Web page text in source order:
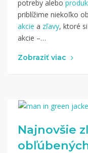
potreby alebo
priblížime niekoľko
akcie a zľavy, ktoré
akcie –…
Zobraziť viac
Najnovšie